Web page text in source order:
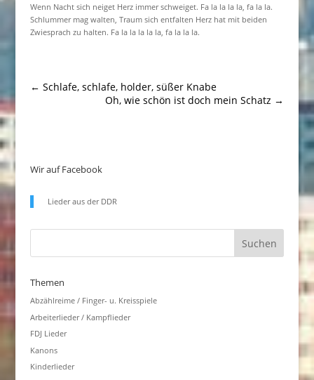
Wenn Nacht sich neiget Herz immer schweiget. Fa la la la la, fa la la.
Schlummer mag walten, Traum sich entfalten Herz hat mit beiden
Zwiesprach zu halten. Fa la la la la la, fa la la la.
← Schlafe, schlafe, holder, süßer Knabe
Oh, wie schön ist doch mein Schatz →
Wir auf Facebook
Lieder aus der DDR
Themen
Abzählreime / Finger- u. Kreisspiele
Arbeiterlieder / Kampflieder
FDJ Lieder
Kanons
Kinderlieder